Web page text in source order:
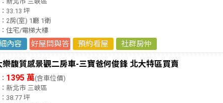
33.13 坪
2房(室) 1廳 1衛
住宅/電梯大樓
內容 好屋問與答 預約看屋 社群房仲
樂馥質感景觀二房車-三寶爸何俊鋒 北大特區買賣
1395 萬(含車位價)
新北市 三峽區
38.77 坪